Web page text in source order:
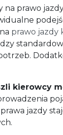
prawo
prawo jazdy
kierowcy
jazdy